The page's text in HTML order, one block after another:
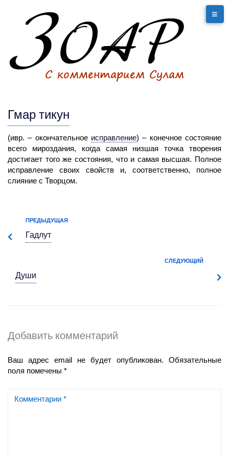
Гмар тикун
(ивр. – окончательное исправление) – конечное состояние
всего мироздания, когда самая низшая точка творения
достигает того же состояния, что и самая высшая. Полное
исправление своих свойств и, соответственно, полное
слияние с Творцом.
ПРЕДЫДУЩАЯ
Гадлут
СЛЕДУЮЩИЙ
Души
Добавить комментарий
Ваш адрес email не будет опубликован.
Обязательные
поля помечены *